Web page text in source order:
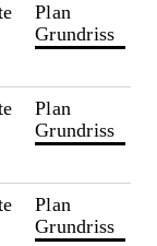
Plan
Grundriss
Plan
Grundriss
Plan
Grundriss